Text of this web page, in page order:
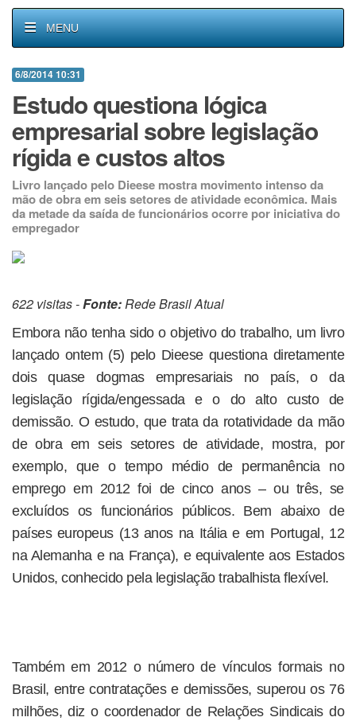
MENU
6/8/2014 10:31
Estudo questiona lógica
empresarial sobre legislação
rígida e custos altos
Livro lançado pelo Dieese mostra movimento intenso da
mão de obra em seis setores de atividade econômica. Mais
da metade da saída de funcionários ocorre por iniciativa do
empregador
622 visitas -Fonte:Rede Brasil Atual
Embora não tenha sido o objetivo do trabalho, um livro
lançado ontem (5) pelo Dieese questiona diretamente
dois quase dogmas empresariais no país, o da
legislação rígida/engessada e o do alto custo de
demissão. O estudo, que trata da rotatividade da mão
de obra em seis setores de atividade, mostra, por
exemplo, que o tempo médio de permanência no
emprego em 2012 foi de cinco anos – ou três, se
excluídos os funcionários públicos. Bem abaixo de
países europeus (13 anos na Itália e em Portugal, 12
na Alemanha e na França), e equivalente aos Estados
Unidos, conhecido pela legislação trabalhista flexível.
Também em 2012 o número de vínculos formais no
Brasil, entre contratações e demissões, superou os 76
milhões, diz o coordenador de Relações Sindicais do